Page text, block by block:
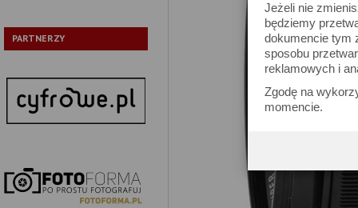
Jeżeli nie
będziemy
dokumencie tym
sposobu
reklamowych i
Zgodę na
momencie.
PARTNERZY